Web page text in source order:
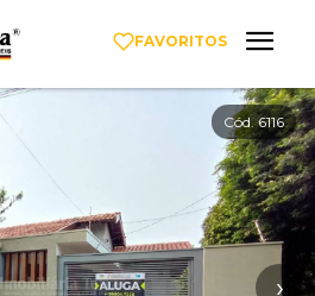
FAVORITOS
Cód. 6116
›